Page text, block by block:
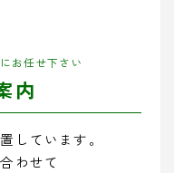
お任せ下さい
内
しています。
わせて